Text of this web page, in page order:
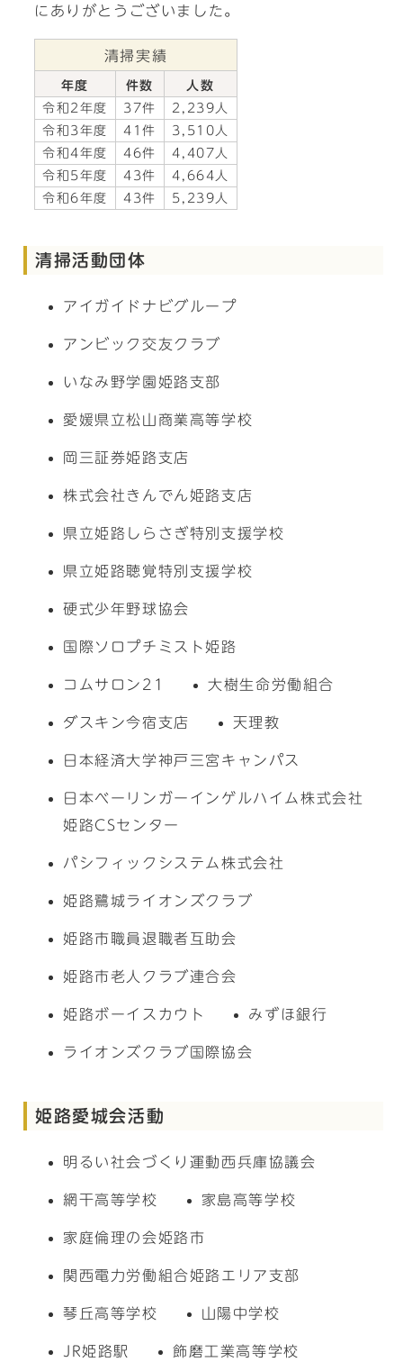
にありがとうございました。
清掃実績
年度 件数
人数
令和2年度
37件
2,239人
令和3年度
41件
3,510人
令和4年度
46件
4,407人
令和5年度
43件
4,664人
令和6年度
43件 5,239人
清掃活動団体
アイガイドナビグループ
アンビック交友クラブ
いなみ野学園姫路支部
愛媛県立松山商業高等学校
岡三証券姫路支店
株式会社きんでん姫路支店
県立姫路しらさぎ特別支援学校
県立姫路聴覚特別支援学校
硬式少年野球協会
国際ソロプチミスト姫路
コムサロン21 大樹生命労働組合
ダスキン今宿支店 天理教
日本経済大学神戸三宮キャンパス
日本ベーリンガーインゲルハイム株式会社
姫路CSセンター
パシフィックシステム株式会社
姫路鷺城ライオンズクラブ
姫路市職員退職者互助会
姫路市老人クラブ連合会
姫路ボーイスカウト みずほ銀行
ライオンズクラブ国際協会
姫路愛城会活動
明るい社会づくり運動西兵庫協議会
網干高等学校 家島高等学校
家庭倫理の会姫路市
関西電力労働組合姫路エリア支部
琴丘高等学校 山陽中学校
JR姫路駅 飾磨工業高等学校